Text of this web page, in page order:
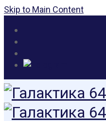
Skip to Main Content